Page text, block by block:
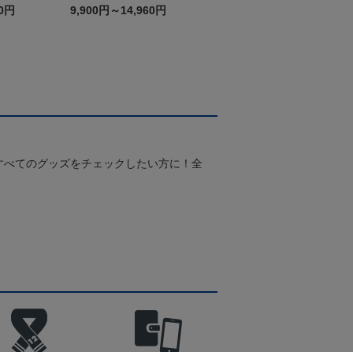
円
9,900円～14,960円
てのグッズをチェックしたい方に！全